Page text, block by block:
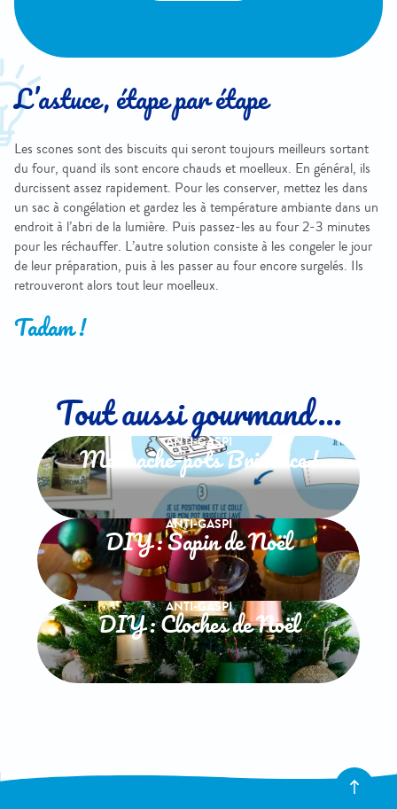
L’astuce, étape par étape
Les scones sont des biscuits qui seront toujours meilleurs sortant
du four, quand ils sont encore chauds et moelleux. En général, ils
durcissent assez rapidement. Pour les conserver, mettez les dans
un sac à congélation et gardez les à température ambiante dans un
endroit à l’abri de la lumière. Puis passez-les au four 2-3 minutes
pour les réchauffer. L’autre solution consiste à les congeler le jour
de leur préparation, puis à les passer au four encore surgelés. Ils
retrouveront alors tout leur moelleux.
Tadam !
Tout aussi gourmand...
ANTI-GASPI
Mes cache-pots Bridélice !
ANTI-GASPI
DIY : Sapin de Noël
ANTI-GASPI
DIY : Cloches de Noël